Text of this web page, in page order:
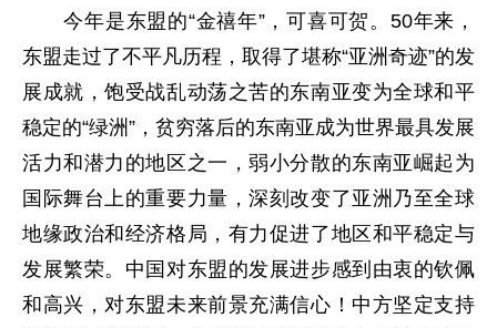
今年是东盟的“金禧年”，可喜可贺。50年来，
东盟走过了不平凡历程，取得了堪称“亚洲奇迹”的发
展成就，饱受战乱动荡之苦的东南亚变为全球和平
稳定的“绿洲”，贫穷落后的东南亚成为世界最具发展
活力和潜力的地区之一，弱小分散的东南亚崛起为
国际舞台上的重要力量，深刻改变了亚洲乃至全球
地缘政治和经济格局，有力促进了地区和平稳定与
发展繁荣。中国对东盟的发展进步感到由衷的钦佩
和高兴，对东盟未来前景充满信心！中方坚定支持